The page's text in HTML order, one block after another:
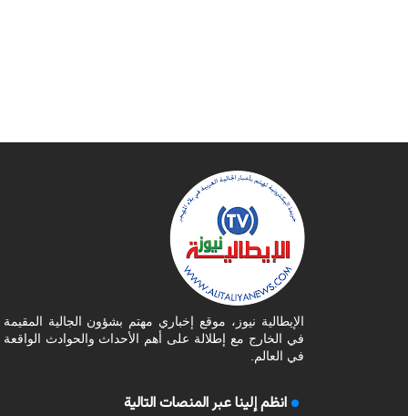
الإيطالية نيوز، موقع إخباري مهتم بشؤون الجالية المقيمة
في الخارج مع إطلالة على أهم الأحداث والحوادث الواقعة
في العالم.
انظم إلينا عبر المنصات التالية